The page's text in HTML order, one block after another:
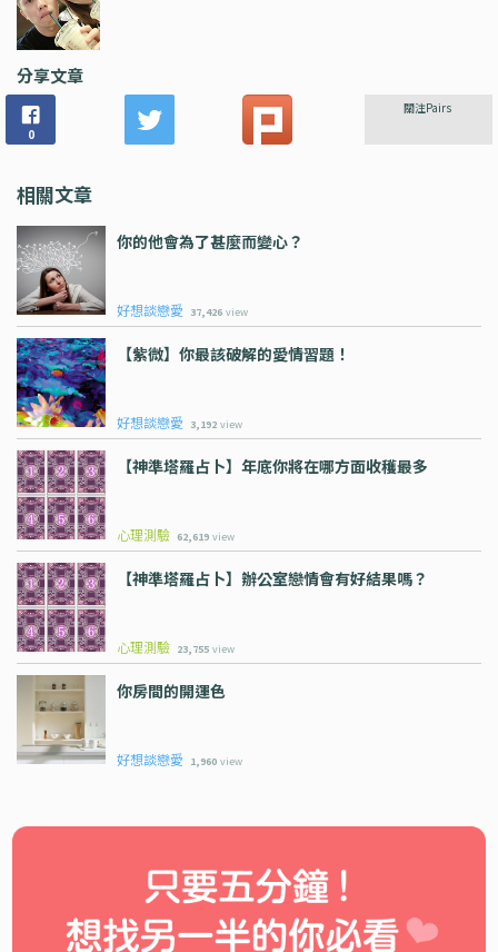
分享文章
0
關注Pairs
相關文章
你的他會為了甚麼而變心？
好想談戀愛 37,426 view
【紫微】你最該破解的愛情習題！
好想談戀愛 3,192 view
【神準塔羅占卜】年底你將在哪方面收穫最多
心理測驗 62,619 view
【神準塔羅占卜】辦公室戀情會有好結果嗎？
心理測驗 23,755 view
你房間的開運色
好想談戀愛 1,960 view